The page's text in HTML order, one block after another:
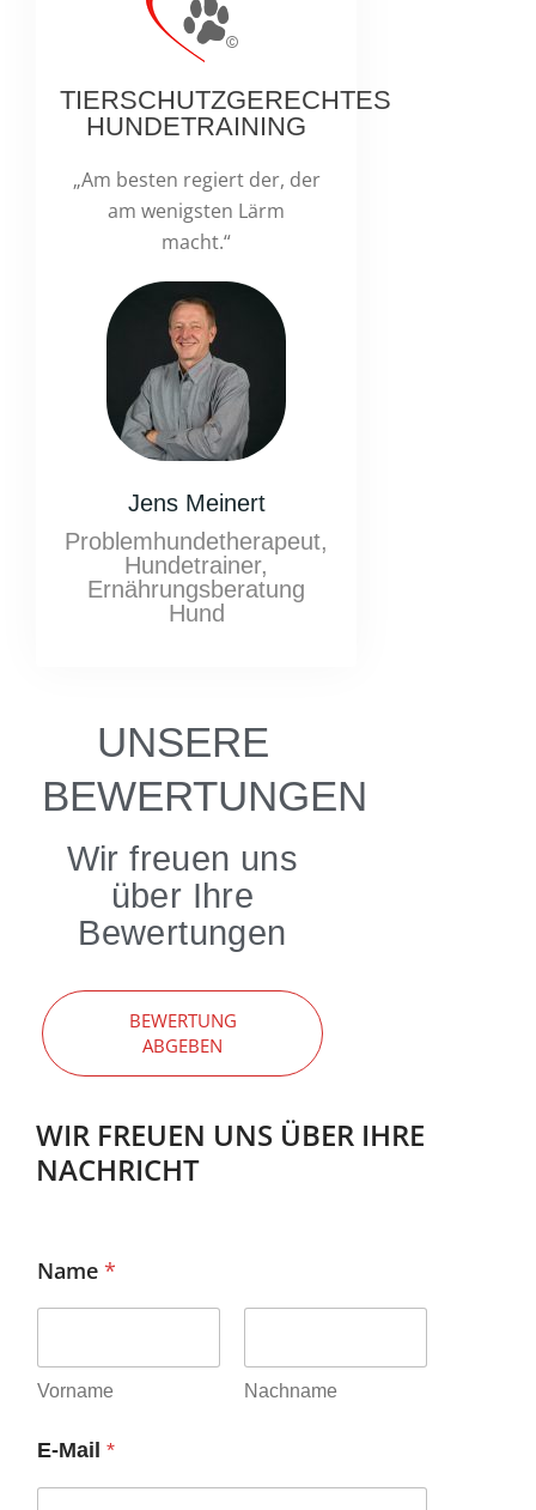
TIERSCHUTZGERECHTES
HUNDETRAINING
„Am besten regiert der, der
am wenigsten Lärm
macht.“
Jens Meinert
Problemhundetherapeut,
Hundetrainer,
Ernährungsberatung
Hund
UNSERE
BEWERTUNGEN
Wir freuen uns
über Ihre
Bewertungen
BEWERTUNG
ABGEBEN
WIR FREUEN UNS ÜBER IHRE
NACHRICHT
Name *
Vorname Nachname
E-Mail *